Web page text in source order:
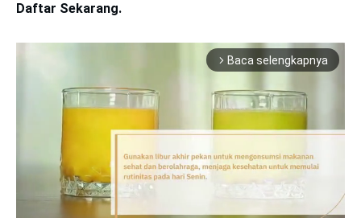
Daftar Sekarang.
arrow_forward_ios Baca selengkapnya